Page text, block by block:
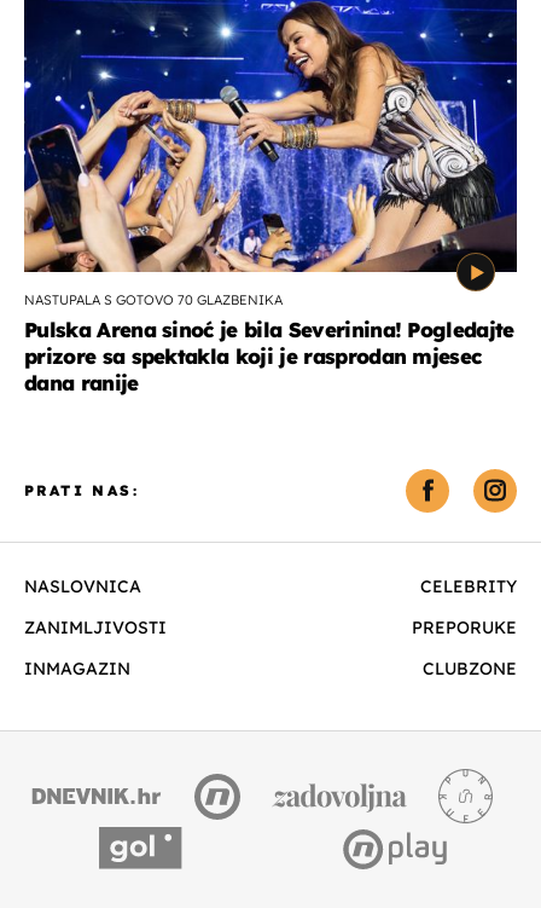
NASTUPALA S GOTOVO 70 GLAZBENIKA
Pulska Arena sinoć je bila Severinina! Pogledajte
prizore sa spektakla koji je rasprodan mjesec
dana ranije
NASLOVNICA
CELEBRITY
ZANIMLJIVOSTI
PREPORUKE
INMAGAZIN
CLUBZONE
PRATI NAS: